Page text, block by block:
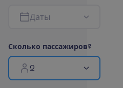
Даты
Сколько пассажиров?
2